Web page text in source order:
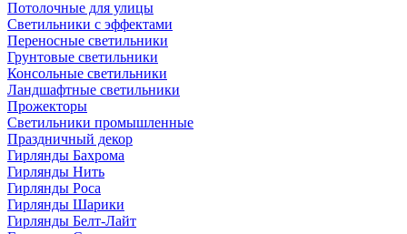
Потолочные для улицы
Светильники с эффектами
Переносные светильники
Грунтовые светильники
Консольные светильники
Ландшафтные светильники
Прожекторы
Светильники промышленные
Праздничный декор
Гирлянды Бахрома
Гирлянды Нить
Гирлянды Роса
Гирлянды Шарики
Гирлянды Белт-Лайт